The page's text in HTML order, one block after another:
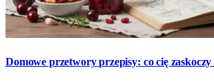
Domowe przetwory przepisy: co cię zaskoczy